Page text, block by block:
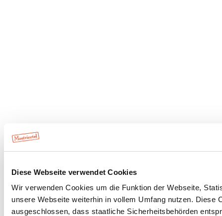
Diese Webseite verwendet Cookies
Wir verwenden Cookies um die Funktion der Webseite,
unsere Webseite weiterhin in vollem Umfang nutzen.
ausgeschlossen, dass staatliche Sicherheitsbehörden